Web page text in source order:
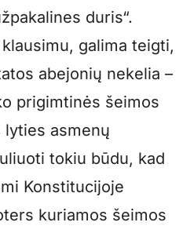
duris“.
galima teigti,
abejonių nekelia –
prigimtinės šeimos
lyties asmenų
tokiu būdu, kad
Konstitucijoje
kuriamos šeimos